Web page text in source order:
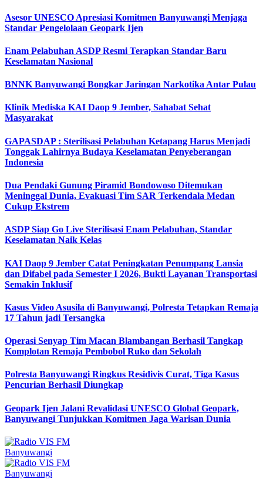
Asesor UNESCO Apresiasi Komitmen Banyuwangi Menjaga
Standar Pengelolaan Geopark Ijen
Enam Pelabuhan ASDP Resmi Terapkan Standar Baru
Keselamatan Nasional
BNNK Banyuwangi Bongkar Jaringan Narkotika Antar Pulau
Klinik Mediska KAI Daop 9 Jember, Sahabat Sehat
Masyarakat
GAPASDAP : Sterilisasi Pelabuhan Ketapang Harus Menjadi
Tonggak Lahirnya Budaya Keselamatan Penyeberangan
Indonesia
Dua Pendaki Gunung Piramid Bondowoso Ditemukan
Meninggal Dunia, Evakuasi Tim SAR Terkendala Medan
Cukup Ekstrem
ASDP Siap Go Live Sterilisasi Enam Pelabuhan, Standar
Keselamatan Naik Kelas
KAI Daop 9 Jember Catat Peningkatan Penumpang Lansia
dan Difabel pada Semester I 2026, Bukti Layanan Transportasi
Semakin Inklusif
Kasus Video Asusila di Banyuwangi, Polresta Tetapkan Remaja
17 Tahun jadi Tersangka
Operasi Senyap Tim Macan Blambangan Berhasil Tangkap
Komplotan Remaja Pembobol Ruko dan Sekolah
Polresta Banyuwangi Ringkus Residivis Curat, Tiga Kasus
Pencurian Berhasil Diungkap
Geopark Ijen Jalani Revalidasi UNESCO Global Geopark,
Banyuwangi Tunjukkan Komitmen Jaga Warisan Dunia